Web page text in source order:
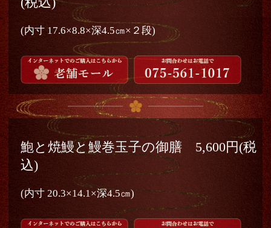
(内寸 17.6×8.8×深4.5㎝×２段)
鮑と焼鰻と鰻巻玉子の御膳 5,600円(税
込)
(内寸 20.3×14.1×深4.5㎝)